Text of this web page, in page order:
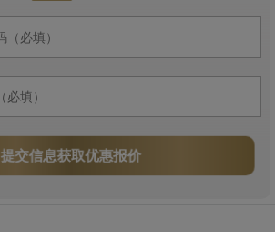
提交信息获取优惠报价